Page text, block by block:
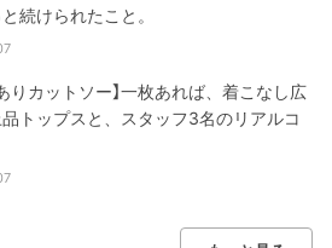
続けられたこと。
りカットソー】一枚あれば、着こなし広
トップスと、スタッフ3名のリアルコ